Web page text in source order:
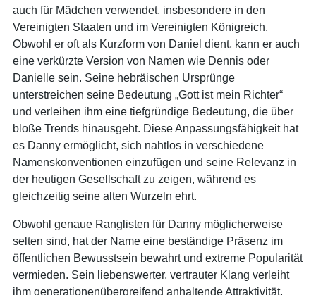
auch für Mädchen verwendet, insbesondere in den
Vereinigten Staaten und im Vereinigten Königreich.
Obwohl er oft als Kurzform von Daniel dient, kann er auch
eine verkürzte Version von Namen wie Dennis oder
Danielle sein. Seine hebräischen Ursprünge
unterstreichen seine Bedeutung „Gott ist mein Richter“
und verleihen ihm eine tiefgründige Bedeutung, die über
bloße Trends hinausgeht. Diese Anpassungsfähigkeit hat
es Danny ermöglicht, sich nahtlos in verschiedene
Namenskonventionen einzufügen und seine Relevanz in
der heutigen Gesellschaft zu zeigen, während es
gleichzeitig seine alten Wurzeln ehrt.
Obwohl genaue Ranglisten für Danny möglicherweise
selten sind, hat der Name eine beständige Präsenz im
öffentlichen Bewusstsein bewahrt und extreme Popularität
vermieden. Sein liebenswerter, vertrauter Klang verleiht
ihm generationenübergreifend anhaltende Attraktivität,